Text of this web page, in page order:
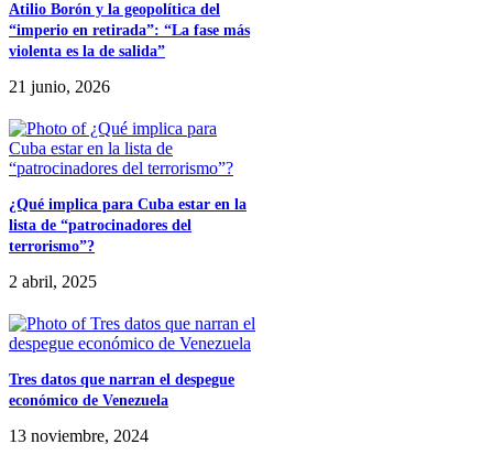
Atilio Borón y la geopolítica del
“imperio en retirada”: “La fase más
violenta es la de salida”
21 junio, 2026
¿Qué implica para Cuba estar en la
lista de “patrocinadores del
terrorismo”?
2 abril, 2025
Tres datos que narran el despegue
económico de Venezuela
13 noviembre, 2024